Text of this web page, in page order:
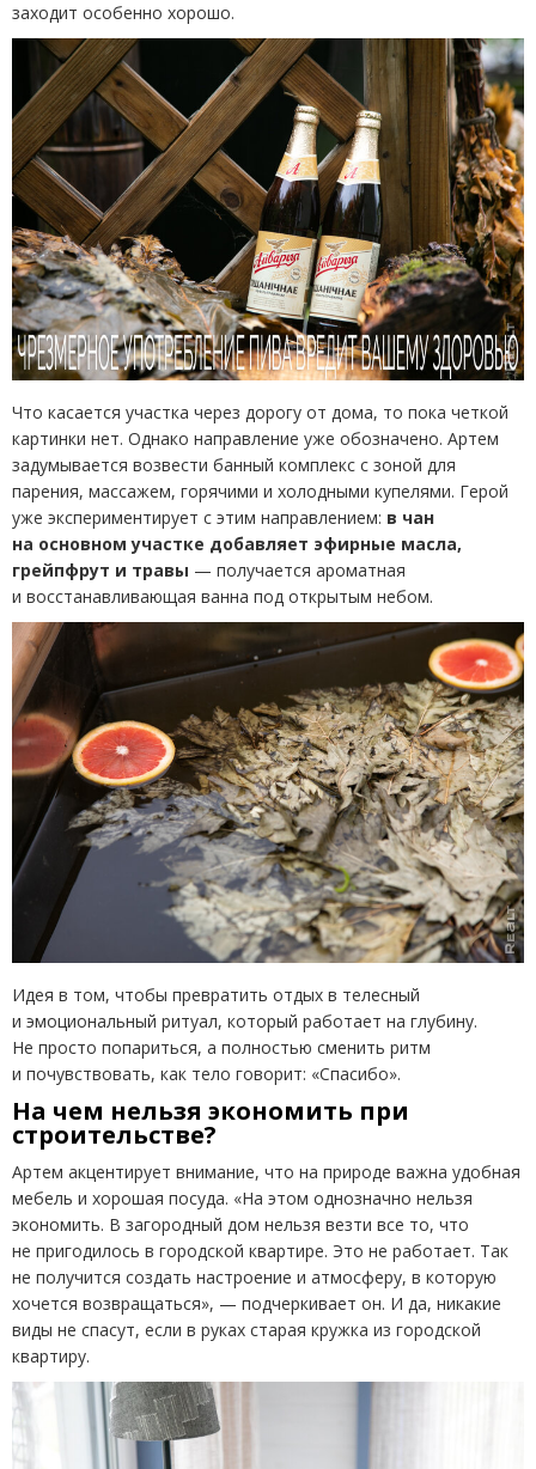
заходит особенно хорошо.
Что касается участка через дорогу от дома, то пока четкой
картинки нет. Однако направление уже обозначено. Артем
задумывается возвести банный комплекс с зоной для
парения, массажем, горячими и холодными купелями. Герой
уже экспериментирует с этим направлением: в чан
на основном участке добавляет эфирные масла,
грейпфрут и травы — получается ароматная
и восстанавливающая ванна под открытым небом.
Идея в том, чтобы превратить отдых в телесный
и эмоциональный ритуал, который работает на глубину.
Не просто попариться, а полностью сменить ритм
и почувствовать, как тело говорит: «Спасибо».
На чем нельзя экономить при
строительстве?
Артем акцентирует внимание, что на природе важна удобная
мебель и хорошая посуда. «На этом однозначно нельзя
экономить. В загородный дом нельзя везти все то, что
не пригодилось в городской квартире. Это не работает. Так
не получится создать настроение и атмосферу, в которую
хочется возвращаться», — подчеркивает он. И да, никакие
виды не спасут, если в руках старая кружка из городской
квартиру.